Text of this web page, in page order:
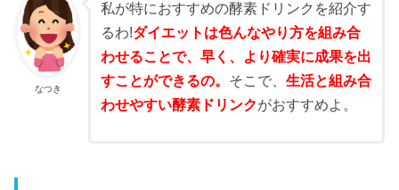
なつき
私が特におすすめの酵素ドリンクを紹介す
るわ!ダイエットは色んなやり方を組み合
わせることで、早く、より確実に成果を出
すことができるの。 そこで、 生活と組み合
わせやすい酵素ドリンクがおすすめよ。